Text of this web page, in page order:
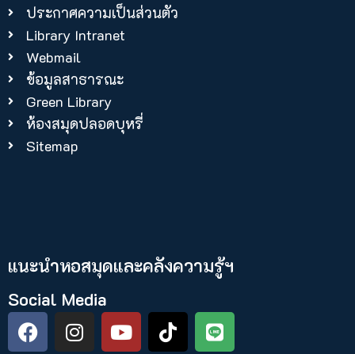
ประกาศความเป็นส่วนตัว
Library Intranet
Webmail
ข้อมูลสาธารณะ
Green Library
ห้องสมุดปลอดบุหรี่
Sitemap
แนะนำหอสมุดและคลังความรู้ฯ​
Social Media